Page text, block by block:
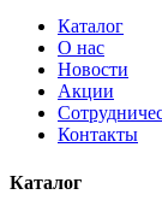
Каталог
О нас
Новости
Акции
Контакты
Каталог